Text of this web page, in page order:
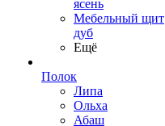
ясень
Мебельный щит
дуб
Ещё
Полок
Липа
Ольха
Абаш